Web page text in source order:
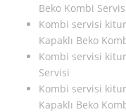
Beko Kombi
Kombi servisi
Kapaklı Beko
Kombi servisi
Servisi
Kombi servisi
Kapaklı Beko